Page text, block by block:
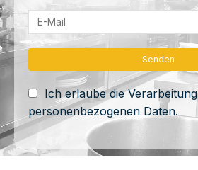
Ich erlaube die
personenbezogenen Daten.